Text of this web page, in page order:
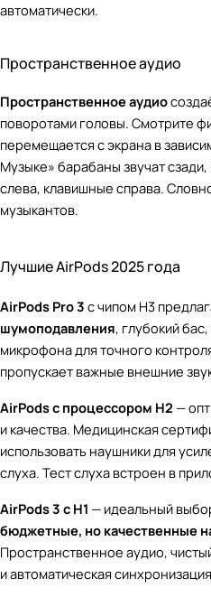
автоматически.
Пространственное аудио
Пространственное аудио
поворотами головы. Смотрите
перемещается с экрана в
Музыке» барабаны звучат
слева, клавишные справа.
музыкантов.
Лучшие AirPods 2025 года
AirPods Pro 3 с чипом H3
шумоподавления, глубокий
микрофона для точного
пропускает важные внешние
AirPods с процессором H2 —
и качества. Медицинская
использовать наушники для
слуха. Тест слуха встроен в
AirPods 3 с H1 — идеальный
бюджетные, но качественные
Пространственное аудио,
и автоматическая